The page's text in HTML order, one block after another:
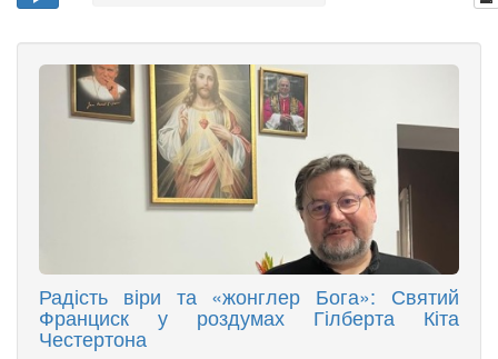
Радість віри та «жонглер Бога»: Святий
Франциск у роздумах Гілберта Кіта
Честертона